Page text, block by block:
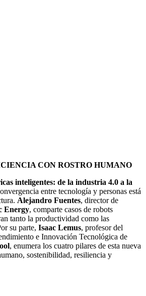
CON ROSTRO HUMANO
inteligentes: de la industria 4.0 a la
entre tecnología y personas está
Alejandro Fuentes, director de
Energy, comparte casos de robots
tanto la productividad como las
su parte, Isaac Lemus, profesor del
e Innovación Tecnológica de
, enumera los cuatro pilares de esta nueva
sostenibilidad, resiliencia y